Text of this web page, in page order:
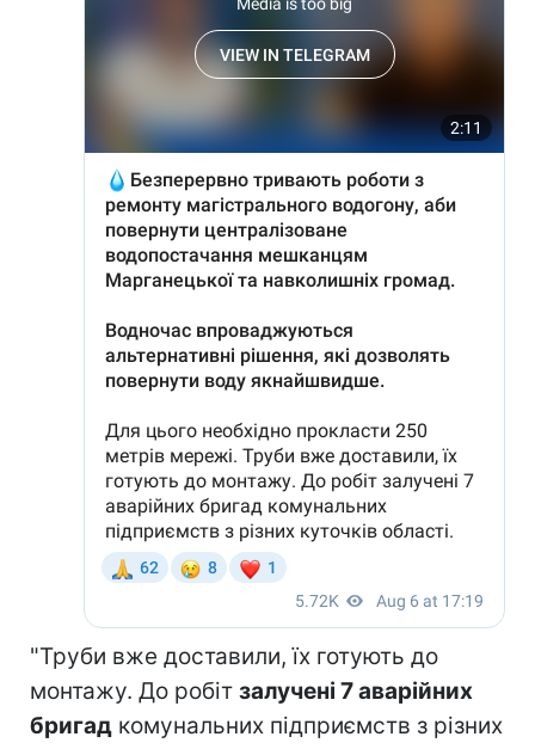
"Труби вже доставили, їх готують до
монтажу. До робіт залучені 7 аварійних
бригад комунальних підприємств з різних